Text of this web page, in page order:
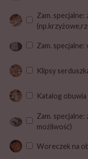
Zam. specjalne:
Zam.
Klipsy
Katalog
Zam. specjalne:
możliwość)
Woreczek na